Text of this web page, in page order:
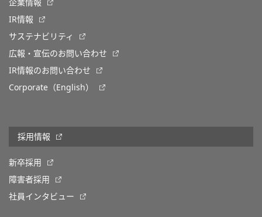
企業情報
IR情報
サステナビリティ
広報・宣伝のお問い合わせ
IR情報のお問い合わせ
Corporate（English）
採用情報
新卒採用
障害者採用
社員インタビュー